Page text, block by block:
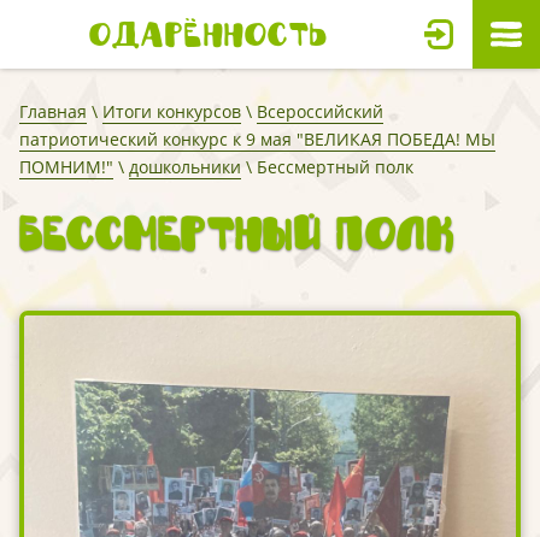
Одарённость
Главная \ Итоги конкурсов \ Всероссийский
патриотический конкурс к 9 мая "ВЕЛИКАЯ ПОБЕДА! МЫ
ПОМНИМ!" \ дошкольники \ Бессмертный полк
Бессмертный полк